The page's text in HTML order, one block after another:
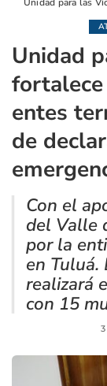
Unidad
entes
de
Con el
del Valle
por la
en Tuluá.
realizará
con 15